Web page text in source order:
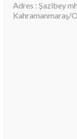
Adres : Şazibey
Kahramanmaraş/